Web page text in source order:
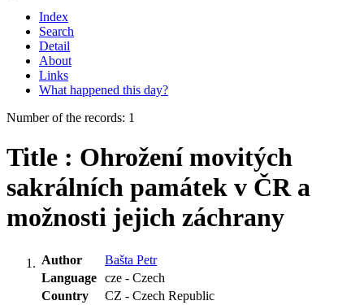
Index
Search
Detail
About
Links
What happened this day?
Number of the records: 1
Title : Ohrožení movitých
sakrálních památek v ČR a
možnosti jejich záchrany
Author
Bašta Petr
Language cze - Czech
Country
CZ - Czech Republic